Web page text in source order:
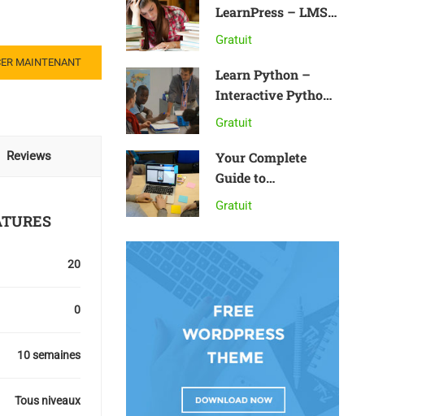
MAINTENANT
Reviews
20
0
10 semaines
Tous niveaux
LearnPress – LMS
plugin
Gratuit
Learn Python –
Interactive Python
Tutorial
Gratuit
Your Complete
Guide to
Photography
Gratuit